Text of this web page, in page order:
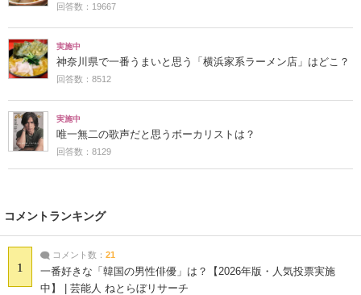
回答数：19667
実施中
神奈川県で一番うまいと思う「横浜家系ラーメン店」はどこ？
回答数：8512
実施中
唯一無二の歌声だと思うボーカリストは？
回答数：8129
コメントランキング
1
コメント数： 21
一番好きな「韓国の男性俳優」は？【2026年版・人気投票実施
中】 | 芸能人 ねとらぼリサーチ